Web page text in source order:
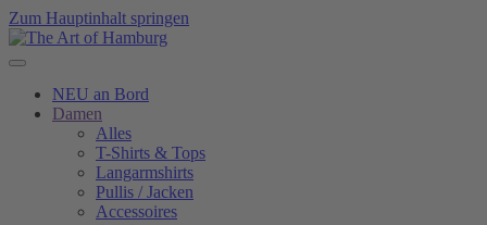
Zum Hauptinhalt springen
NEU an Bord
Damen
Alles
T-Shirts & Tops
Langarmshirts
Pullis / Jacken
Accessoires